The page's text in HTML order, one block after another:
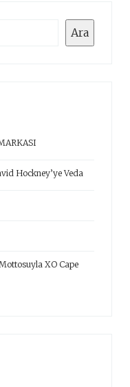
Ara
Hockney’ye Veda
XO Cape